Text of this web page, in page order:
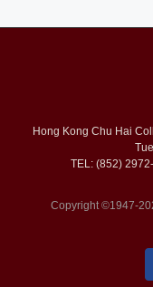
Hong Kong Chu Hai
TEL: (852)
Copyright ©1947-